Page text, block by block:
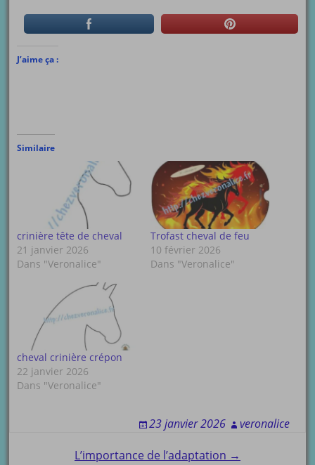
J’aime ça :
Similaire
crinière tête de cheval
21 janvier 2026
Dans "Veronalice"
Trofast cheval de feu
10 février 2026
Dans "Veronalice"
cheval crinière crépon
22 janvier 2026
Dans "Veronalice"
23 janvier 2026 veronalice
L’importance de l’adaptation →